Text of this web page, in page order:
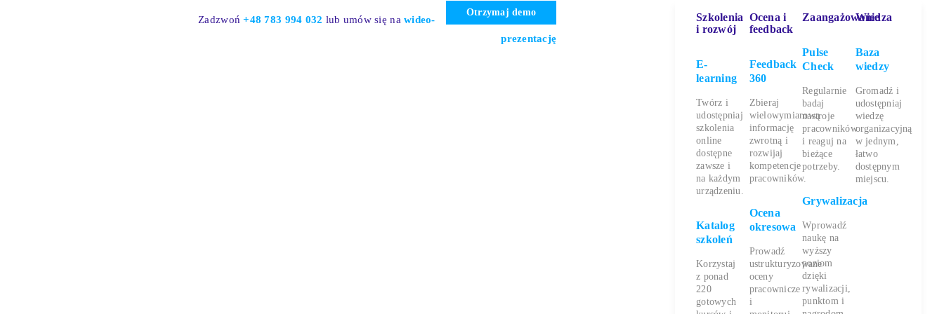
Otrzymaj demo
Zadzwoń+48783 994 032 lub umów się nawideo-
prezentację
Szkolenia
i rozwój
E-
learning
Twórz i
udostępniaj
szkolenia
online
dostępne
zawsze i
na każdym
urządzeniu.
Katalog
szkoleń
Korzystaj
z ponad
220
gotowych
Ocena i
feedback
Feedback
360
Zbieraj
wielowymiarową
informację
zwrotną i
rozwijaj
kompetencje
pracowników.
Ocena
okresowa
Prowadź
ustrukturyzowane
oceny
pracownicze
i
Zaangażowanie
Pulse
Check
Regularnie
badaj
nastroje
pracowników
i reaguj na
bieżące
potrzeby.
Grywalizacja
Wprowadź
naukę na
wyższy
poziom
dzięki
rywalizacji,
punktom i
Wiedza
Baza
wiedzy
Gromadź i
udostępniaj
wiedzę
organizacyjną
w jednym,
łatwo
dostępnym
miejscu.